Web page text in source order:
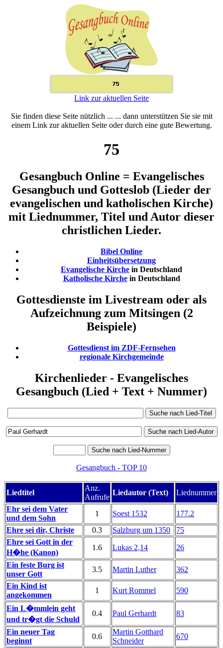
Link zur aktuellen Seite
Sie finden diese Seite nützlich ... ... dann unterstützen Sie sie mit
einem Link zur aktuellen Seite oder durch eine gute Bewertung.
75
Gesangbuch Online = Evangelisches
Gesangbuch und Gotteslob (Lieder der
evangelischen und katholischen Kirche)
mit Liednummer, Titel und Autor dieser
christlichen Lieder.
Bibel Online
Einheitsübersetzung
Evangelische Kirche in Deutschland
Katholische Kirchein Deutschland
Gottesdienste im Livestream oder als
Aufzeichnung zum Mitsingen (2
Beispiele)
Gottesdienst im ZDF-Fernsehen
regionale Kirchgemeinde
Kirchenlieder - Evangelisches
Gesangbuch (Lied + Text + Nummer)
Gesangbuch - TOP 10
Liedtitel
Anz.
Aufrufe
Liedautor (Text)
Liednummer
Ehr sei dem Vater
und dem Sohn
1 Soest 1532
177.2
Ehre sei dir, Christe
0.3 Salzburg um 1350
75
Ehre sei Gott in der
H�he (Kanon)
1.6 Lukas 2,14 26
Ein feste Burg ist
unser Gott
3.5 Martin Luther
362
Ein Kind ist
angekommen
1 Kurt Rommel 590
Ein L�mmlein geht
und tr�gt die Schuld
0.4 Paul Gerhardt 83
Ein neuer Tag
beginnt
0.6
Martin Gotthard
Schneider
670